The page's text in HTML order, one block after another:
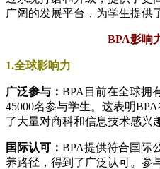
广阔的发展平台，为学生提供
BPA影响
1.全球影响力
广泛参与： BPA目前在全球拥
45000名参与学生。这表明
了大量对商科和信息技术感兴
国际认可： BPA提供符合国际
养路径，得到了广泛认可。参